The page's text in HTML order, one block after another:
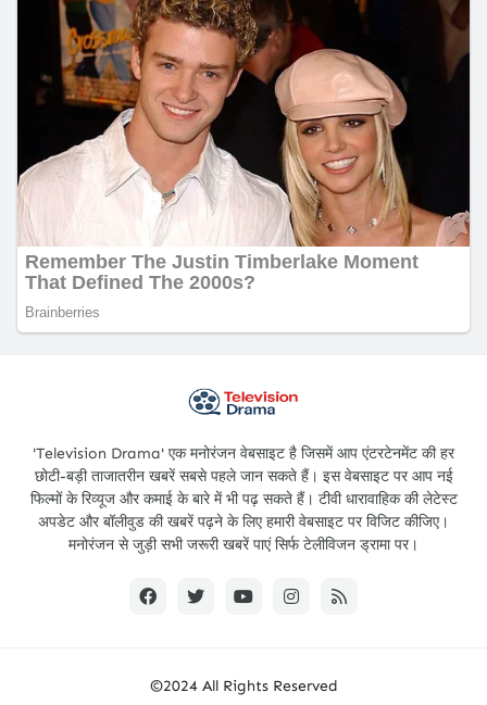
'Television Drama' एक मनोरंजन वेबसाइट है जिसमें आप एंटरटेनमेंट की हर
छोटी-बड़ी ताजातरीन खबरें सबसे पहले जान सकते हैं। इस वेबसाइट पर आप नई
फिल्मों के रिव्यूज और कमाई के बारे में भी पढ़ सकते हैं। टीवी धारावाहिक की लेटेस्ट
अपडेट और बॉलीवुड की खबरें पढ़ने के लिए हमारी वेबसाइट पर विजिट कीजिए।
मनोरंजन से जुड़ी सभी जरूरी खबरें पाएं सिर्फ टेलीविजन ड्रामा पर।
©2024 All Rights Reserved